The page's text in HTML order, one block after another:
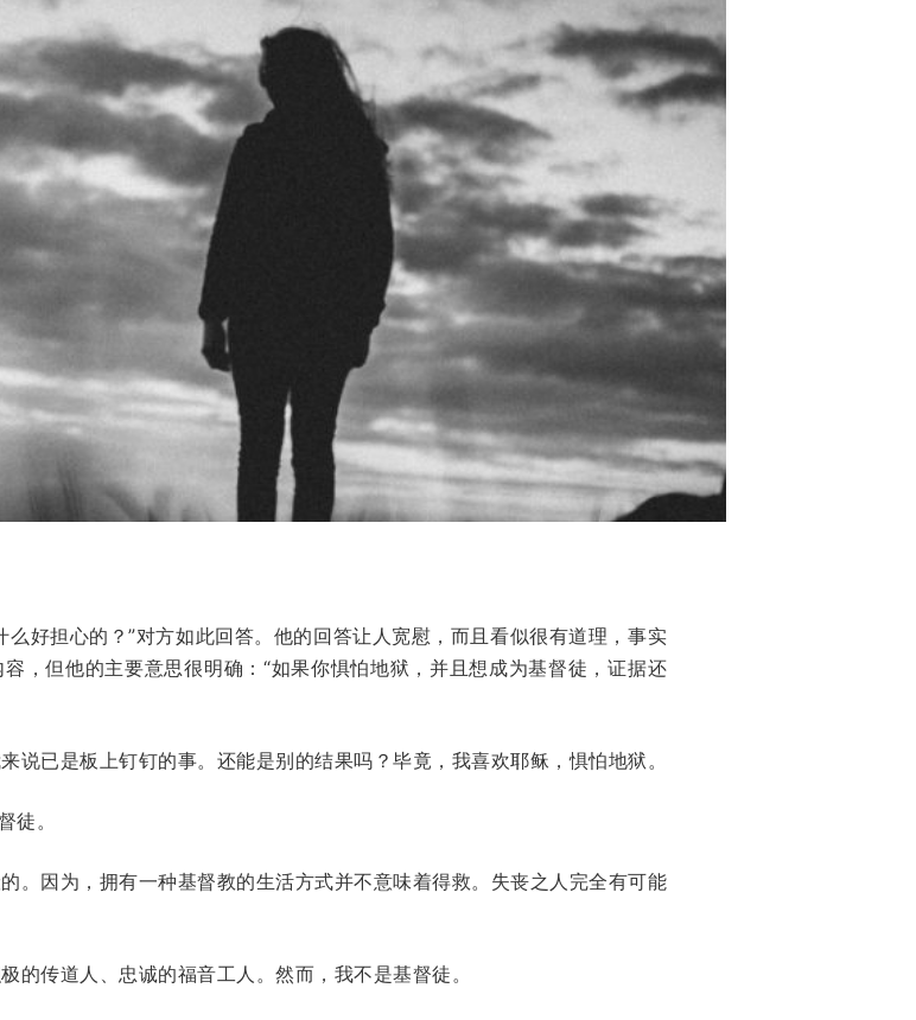
好担心的？”对方如此回答。他的回答让人宽慰，而且看似很有道理，事实
，但他的主要意思很明确：“如果你惧怕地狱，并且想成为基督徒，证据还
说已是板上钉钉的事。还能是别的结果吗？毕竟，我喜欢耶稣，惧怕地狱。
徒。
。因为，拥有一种基督教的生活方式并不意味着得救。失丧之人完全有可能
的传道人、忠诚的福音工人。然而，我不是基督徒。